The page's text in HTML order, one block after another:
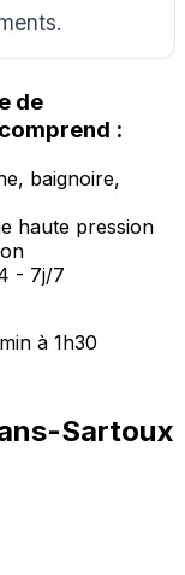
de
:
baignoire,
haute pression
- 7j/7
à 1h30
Sartoux